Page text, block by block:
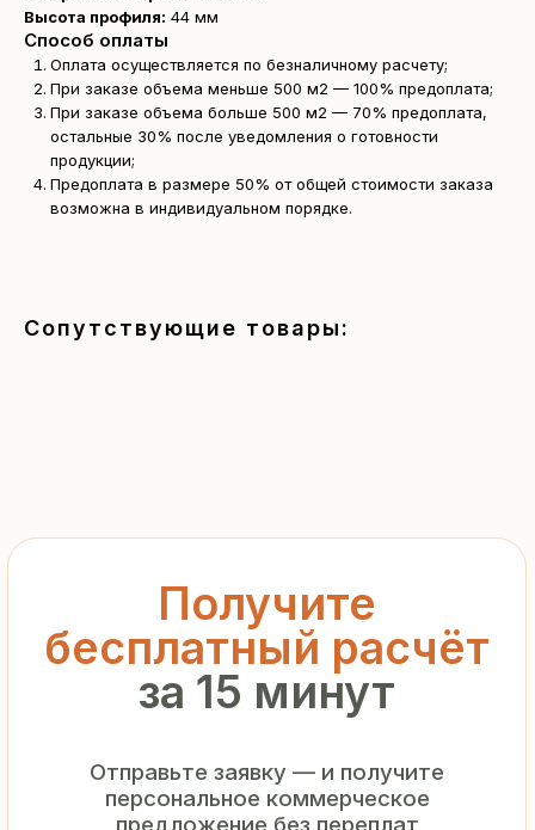
Высота профиля: 44 мм
Способ оплаты
Оплата осуществляется по безналичному расчету;
При заказе объема меньше 500 м2 — 100% предоплата;
При заказе объема больше 500 м2 — 70% предоплата,
остальные 30% после уведомления о готовности
продукции;
Предоплата в размере 50% от общей стоимости заказа
возможна в индивидуальном порядке.
Сопутствующие товары:
за 15 минут
Я подтверждаю ознакомление с « Политикой
обработки персональных данных
» и даю согласие
на обработку моих персональных данных в порядке
и на условиях, указанных в Политике
Запросить рассчёт